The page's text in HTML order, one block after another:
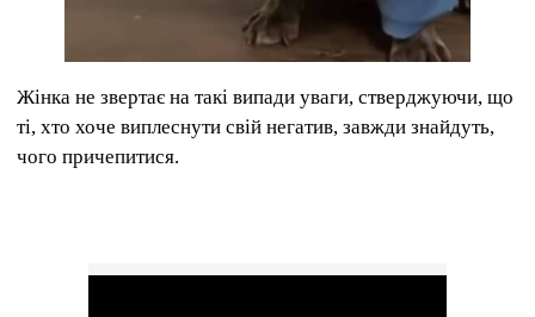
Жінка не звертає на такі випади уваги, стверджуючи, що
ті, хто хоче виплеснути свій негатив, завжди знайдуть,
чого причепитися.